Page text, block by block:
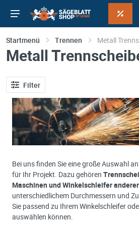
Startmenü Trennen Metall
Metall
Filter
Bei uns finden Sie eine große Auswahl an
für Ihr Projekt. Dazu gehören
Maschinen und Winkelschleifer
unterschiedlichem Durchmessern und
Sie passend zu Ihrem Winkelschleifer
auswählen können.